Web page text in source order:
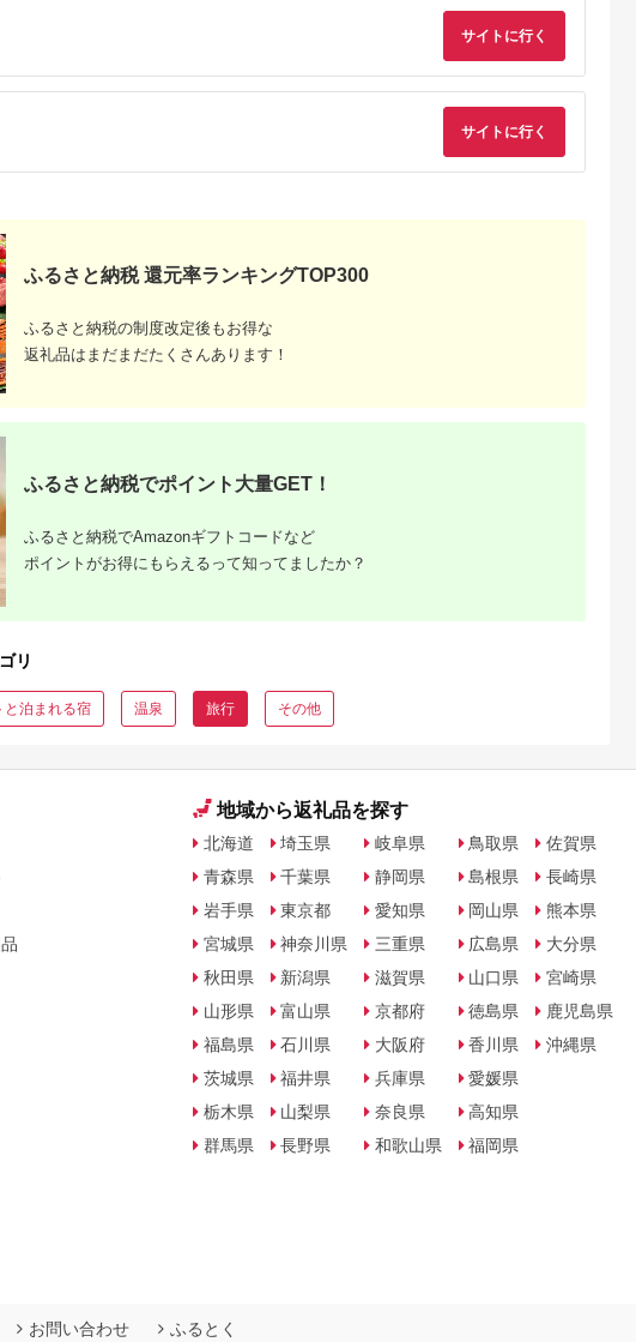
豆町
旅行 国内旅行 宿泊 宿
【R01313】
出典：楽天ふるさと納
最新】ふるさと納
返礼品ランキング
食事券・商品券
サイトに行く
サイトに行く
ふるさと納税 還元率ランキングTOP300
ふるさと納税の制度改定後もお得な
返礼品はまだまだたくさんあります！
ふるさと納税でポイント大量GET！
ふるさと納税でAmazonギフトコードなど
ポイントがお得にもらえるって知ってましたか？
リ
と泊まれる宿 温泉 旅行 その他
地域から返礼品を探す
北海道
青森県
岩手県
宮城県
秋田県
山形県
福島県
茨城県
栃木県
群馬県
埼玉県
千葉県
東京都
神奈川県
新潟県
富山県
石川県
福井県
山梨県
長野県
岐阜県
静岡県
愛知県
三重県
滋賀県
京都府
大阪府
兵庫県
奈良県
和歌山県
鳥取県
島根県
岡山県
広島県
山口県
徳島県
香川県
愛媛県
高知県
福岡県
佐賀県
長崎県
熊本県
大分県
宮崎県
鹿児島県
沖縄県
お問い合わせ ふるとく